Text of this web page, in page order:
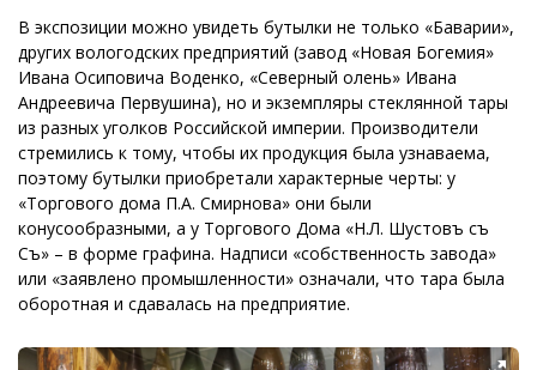
В экспозиции можно увидеть бутылки не только «Баварии»,
других вологодских предприятий (завод «Новая Богемия»
Ивана Осиповича Воденко, «Северный олень» Ивана
Андреевича Первушина), но и экземпляры стеклянной тары
из разных уголков Российской империи. Производители
стремились к тому, чтобы их продукция была узнаваема,
поэтому бутылки приобретали характерные черты: у
«Торгового дома П.А. Смирнова» они были
конусообразными, а у Торгового Дома «Н.Л. Шустовъ съ
Съ» – в форме графина. Надписи «собственность завода»
или «заявлено промышленности» означали, что тара была
оборотная и сдавалась на предприятие.